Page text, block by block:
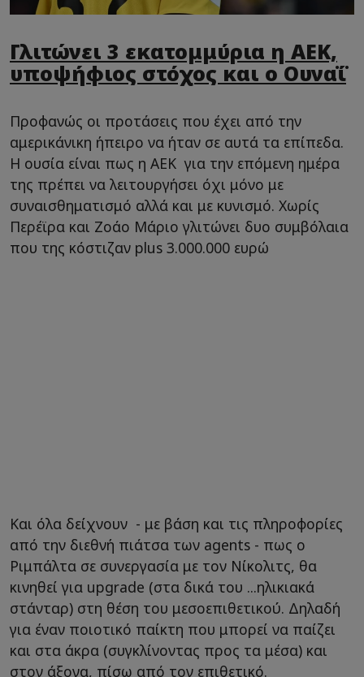
Γλιτώνει 3 εκατομμύρια η ΑΕΚ,
υποψήφιος στόχος και ο Ουναΐ
Προφανώς οι προτάσεις που έχει από την
αμερικάνικη ήπειρο να ήταν σε αυτά τα επίπεδα.
Η ουσία είναι πως η ΑΕΚ για την επόμενη ημέρα
της πρέπει να λειτουργήσει όχι μόνο με
συναισθηματισμό αλλά και με κυνισμό. Χωρίς
Περέϊρα και Ζοάο Μάριο γλιτώνει δυο συμβόλαια
που της κόστιζαν plus 3.000.000 ευρώ
Και όλα δείχνουν - με βάση και τις πληροφορίες
από την διεθνή πιάτσα των agents - πως ο
Ριμπάλτα σε συνεργασία με τον Νίκολιτς, θα
κινηθεί για upgrade (στα δικά του ...ηλικιακά
στάνταρ) στη θέση του μεσοεπιθετικού. Δηλαδή
για έναν ποιοτικό παίκτη που μπορεί να παίζει
και στα άκρα (συγκλίνοντας προς τα μέσα) και
στον άξονα, πίσω από τον επιθετικό.